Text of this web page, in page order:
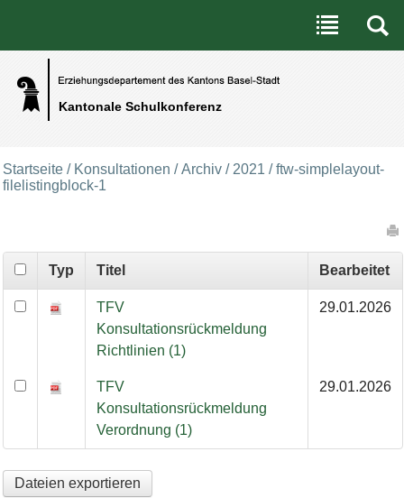
Kantonale Schulkonferenz
Benutzerspezifische Werkzeuge
Direkt zum Inhalt|Direkt zur Navigation
Startseite / Konsultationen /Archiv / 2021 /ftw-simplelayout-
filelistingblock-1
Typ Titel Bearbeitet
TFV
Konsultationsrückmeldung
Richtlinien (1)
29.01.2026
TFV
Konsultationsrückmeldung
Verordnung (1)
29.01.2026
Dateien exportieren